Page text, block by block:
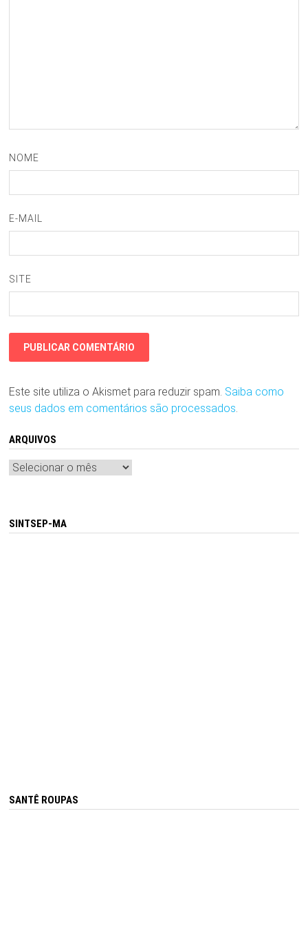
NOME
E-MAIL
SITE
Este site utiliza o Akismet para reduzir spam. Saiba como
seus dados em comentários são processados
ARQUIVOS
Arquivos
SINTSEP-MA
SANTÊ ROUPAS